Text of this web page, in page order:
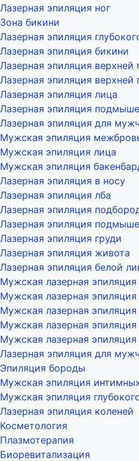
Лазерная эпиляция ног
Зона бикини
Лазерная эпиляция
Лазерная эпиляция бикини
Лазерная эпиляция верхней
Лазерная эпиляция верхней
Лазерная эпиляция лица
Лазерная эпиляция
Лазерная эпиляция для
Мужская эпиляция
Мужская эпиляция лица
Мужская эпиляция
Лазерная эпиляция в носу
Лазерная эпиляция лба
Лазерная эпиляция
Лазерная эпиляция
Лазерная эпиляция груди
Лазерная эпиляция живота
Лазерная эпиляция белой
Мужская лазерная эпиляция
Мужская лазерная
Мужская лазерная эпиляция
Мужская лазерная
Мужская лазерная эпиляция
Лазерная эпиляция для
Эпиляция бороды
Мужская эпиляция
Мужская эпиляция
Лазерная эпиляция коленей
Косметология
Плазмотерапия
Биоревитализация